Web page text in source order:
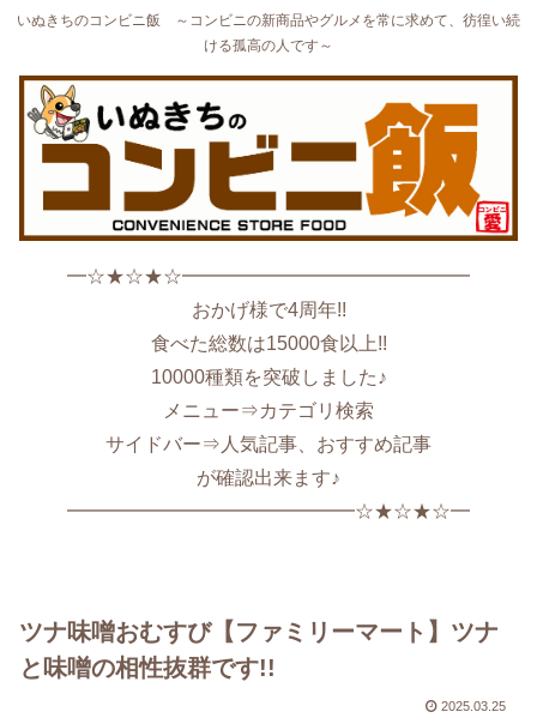
いぬきちのコンビニ飯 ～コンビニの新商品やグルメを常に求めて、彷徨い続
ける孤高の人です～
━☆★☆★☆━━━━━━━━━━━━━━━
おかげ様で4周年!!
食べた総数は15000食以上!!
10000種類を突破しました♪
メニュー⇒カテゴリ検索
サイドバー⇒人気記事、おすすめ記事
が確認出来ます♪
━━━━━━━━━━━━━━━☆★☆★☆━
ツナ味噌おむすび【ファミリーマート】ツナ
と味噌の相性抜群です!!
2025.03.25